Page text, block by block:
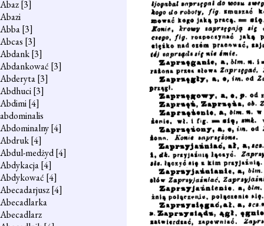
Abaz[3]
Abazi
Abba[3]
Abcas [3]
Abdank[3]
Abdankować [3]
Abderyta[3]
Abdhuci[3]
Abdimi[4]
abdominalis
Abdominalny[4]
Abdruk[4]
Abdul-medżyd[4]
Abdykacja[4]
Abdykować [4]
Abecadarjusz[4]
Abecadlarka
Abecadlarz